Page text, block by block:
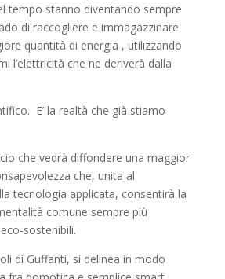
tempo stanno diventando sempre
di raccogliere e immagazzinare
quantità di energia , utilizzando
l’elettricità che ne deriverà dalla
E’ la realtà che già stiamo
che vedrà diffondere una maggior
che, unita al
tecnologia applicata, consentirà la
comune sempre più
sostenibili.
di Guffanti, si delinea in modo